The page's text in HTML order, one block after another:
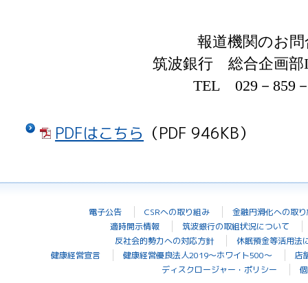
報道機関のお問
筑波銀行 総合企画部
TEL
029 － 859
PDFはこちら （PDF 946KB）
電子公告 CSRへの取り組み
金融円滑化への取
適時開示情報
筑波銀行の取組状況について
反社会的勢力への対応方針
休眠預金等活用法
健康経営宣言
健康経営優良法人2019～ホワイト500～
店
ディスクロージャー・ポリシー